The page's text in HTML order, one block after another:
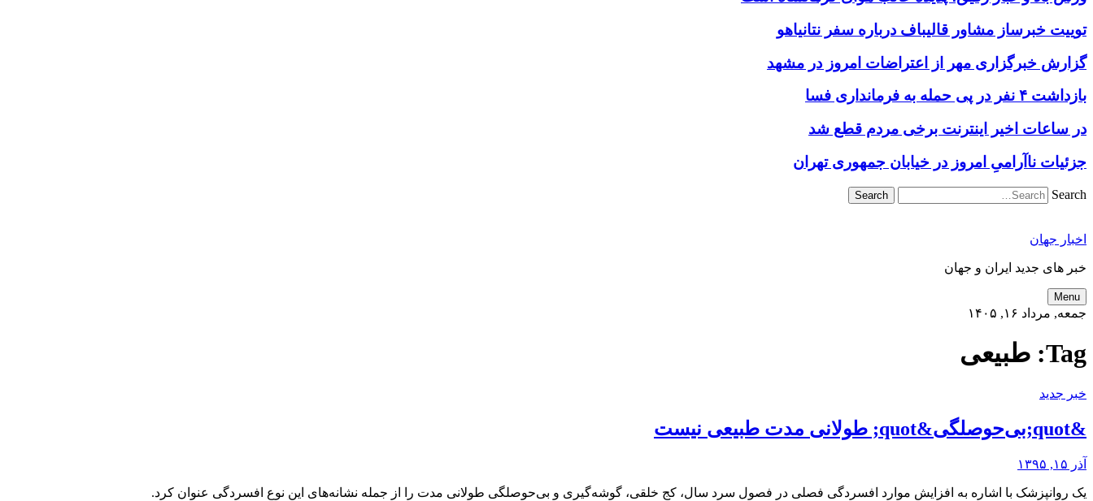
توییت خبرساز مشاور قالیباف درباره سفر نتانیاهو
گزارش خبرگزاری مهر از اعتراضات امروز در مشهد
بازداشت ۴ نفر در پی حمله به فرمانداری فسا
در ساعات اخیر اینترنت برخی مردم قطع شد
جزئیات ناآرامیِ امروز در خیابان جمهوری تهران
Search
اخبار جهان
خبر های جدید ایران و جهان
Menu
جمعه, مرداد ۱۶, ۱۴۰۵
Tag: طبیعی
خبر جدید
&quot;بی‌حوصلگی&quot; طولانی مدت طبیعی نیست
آذر ۱۵, ۱۳۹۵
یک روانپزشک با اشاره به افزایش موارد افسردگی فصلی در فصول سرد سال، کج خلقی، گوشه‌گیری و بی‌حوصلگی طولانی مدت را از جمله نشانه‌های این نوع افسردگی عنوان کرد.